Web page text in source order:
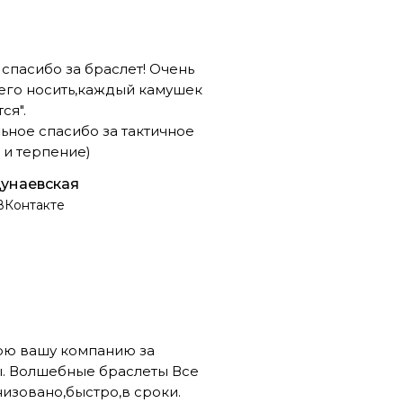
за браслет! Очень
носить,каждый камушек
спасибо за тактичное
терпение)
вашу компанию за
Волшебные браслеты Все
сроки.